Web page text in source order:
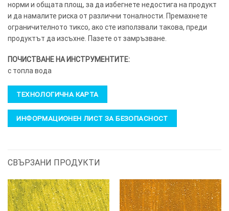
норми и общата площ, за да избегнете недостига на продукт
и да намалите риска от различни тоналности. Премахнете
ограничителното тиксо, ако сте използвали такова, преди
продуктът да изсъхне. Пазете от замръзване.
ПОЧИСТВАНЕ НА ИНСТРУМЕНТИТЕ:
с топла вода
ТЕХНОЛОГИЧНА КАРТА
ИНФОРМАЦИОНЕН ЛИСТ ЗА БЕЗОПАСНОСТ
СВЪРЗАНИ ПРОДУКТИ